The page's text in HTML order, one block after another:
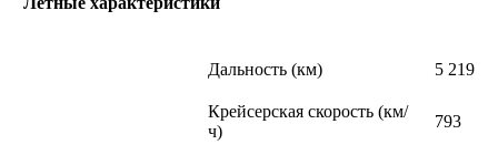
Дальность (км) 5 219
Крейсерская скорость (км/
ч)
793